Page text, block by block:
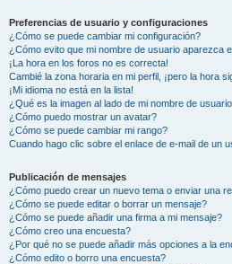
Preferencias de usuario y configuraciones
¿Cómo se puede cambiar mi configuración?
¿Cómo evito que mi nombre de usuario aparezca
¡La hora en los foros no es correcta!
Cambié la zona horaria en mi perfil, ¡pero la hora
¡Mi idioma no está en la lista!
¿Qué es la imagen al lado de mi nombre de
¿Cómo puedo mostrar un avatar?
¿Cómo se puede cambiar mi rango?
Cuando hago clic sobre el enlace de e-mail de un
Publicación de mensajes
¿Cómo puedo crear un nuevo tema o enviar una
¿Cómo se puede editar o borrar un mensaje?
¿Cómo se puede añadir una firma a mi mensaje?
¿Cómo creo una encuesta?
¿Por qué no se puede añadir más opciones a la
¿Cómo edito o borro una encuesta?